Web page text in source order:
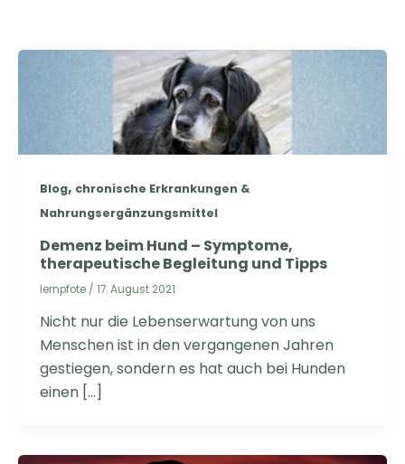
Blog, chronische Erkrankungen &
Nahrungsergänzungsmittel
Demenz beim Hund – Symptome,
therapeutische Begleitung und Tipps
lernpfote / 17. August 2021
Nicht nur die Lebenserwartung von uns
Menschen ist in den vergangenen Jahren
gestiegen, sondern es hat auch bei Hunden
einen […]